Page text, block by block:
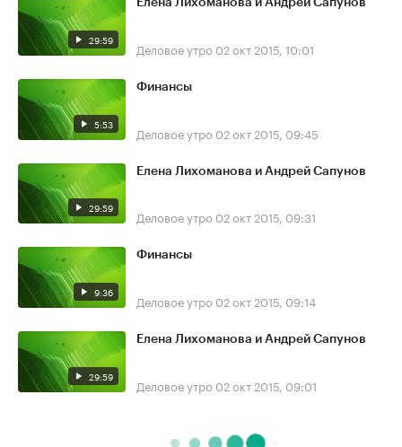
29:59
Елена Лихоманова и Андрей Сапунов
Деловое утро 02 окт 2015, 10:01
5:53
Финансы
Деловое утро 02 окт 2015, 09:45
29:59
Елена Лихоманова и Андрей Сапунов
Деловое утро 02 окт 2015, 09:31
9:36
Финансы
Деловое утро 02 окт 2015, 09:14
29:59
Елена Лихоманова и Андрей Сапунов
Деловое утро 02 окт 2015, 09:01